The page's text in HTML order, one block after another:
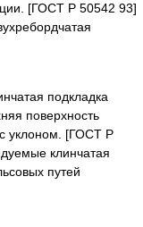
[ГОСТ Р 50542 93]
подкладка
поверхность
уклоном. [ГОСТ Р
клинчатая
путей